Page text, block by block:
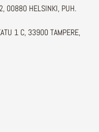
00880 HELSINKI, PUH.
1 C, 33900 TAMPERE,